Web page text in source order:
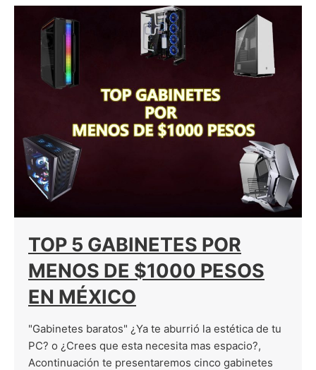
TOP 5 GABINETES POR
MENOS DE $1000 PESOS
EN MÉXICO
"Gabinetes baratos" ¿Ya te aburrió la estética de tu
PC? o ¿Crees que esta necesita mas espacio?,
Acontinuación te presentaremos cinco gabinetes